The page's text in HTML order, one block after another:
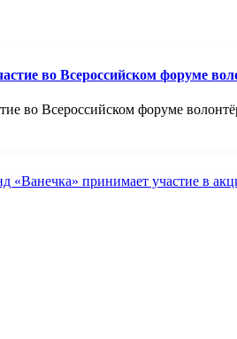
во Всероссийском форуме
во Всероссийском форуме